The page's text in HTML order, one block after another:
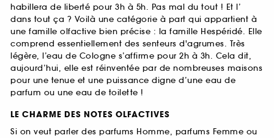
habillera de liberté pour 3h à 5h. Pas mal du tout ! Et l’
dans tout ça ? Voilà une catégorie à part qui appartient à
une famille olfactive bien précise : la famille Hespéridé. Elle
comprend essentiellement des senteurs d'agrumes. Très
légère, l’eau de Cologne s’affirme pour 2h à 3h. Cela dit,
aujourd’hui, elle est réinventée par de nombreuses maisons
pour une tenue et une puissance digne d’une eau de
parfum ou une eau de toilette !
LE CHARME DES NOTES OLFACTIVES
Si on veut parler des parfums Homme, parfums Femme ou